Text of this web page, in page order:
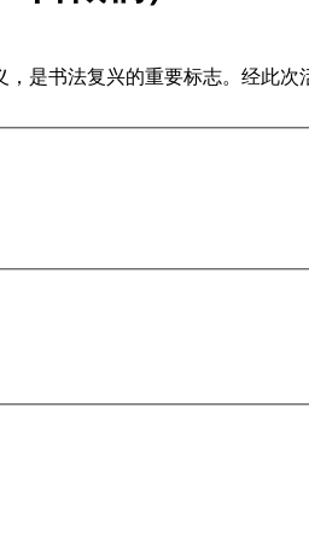
是书法复兴的重要标志。经此次